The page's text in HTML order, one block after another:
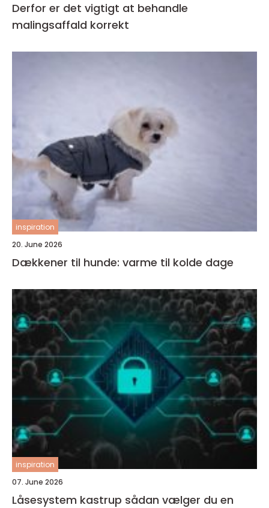
Derfor er det vigtigt at behandle
malingsaffald korrekt
inspiration
20. June 2026
Dækkener til hunde: varme til kolde dage
inspiration
07. June 2026
Låsesystem kastrup sådan vælger du en